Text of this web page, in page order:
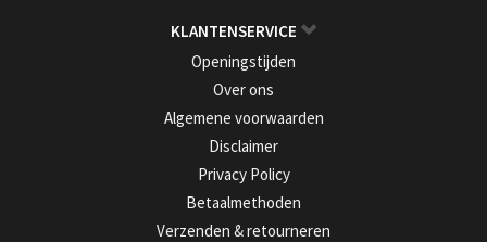
KLANTENSERVICE
Openingstijden
Over ons
Algemene voorwaarden
Disclaimer
Privacy Policy
Betaalmethoden
Verzenden & retourneren